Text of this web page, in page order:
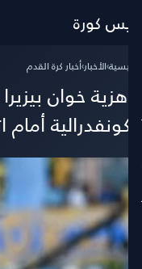
كورة
›الأخبار›أخبار كرة القدم
خوان
أمام